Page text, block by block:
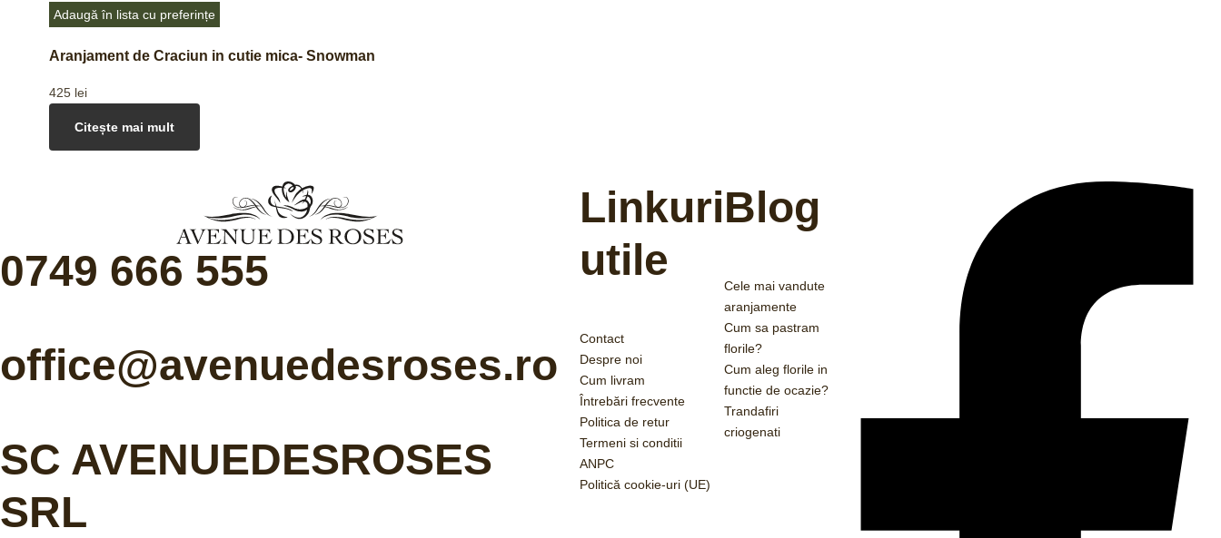
Adaugă în lista cu preferințe
Aranjament de Craciun in cutie mica- Snowman
425 lei
Citește mai mult
0749 666 555
office@avenuedesroses.ro
SC AVENUEDESROSES
SRL
Linkuri
utile
Contact
Despre noi
Cum livram
Întrebări frecvente
Politica de retur
Termeni si conditii
ANPC
Politică cookie-uri (UE)
Blog
Cele mai vandute
aranjamente
Cum sa pastram
florile?
Cum aleg florile in
functie de ocazie?
Trandafiri
criogenati